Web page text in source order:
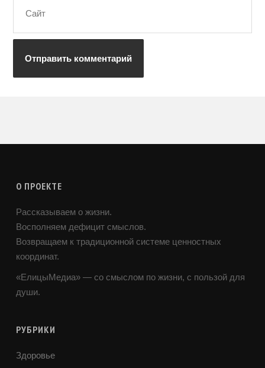
О ПРОЕКТЕ
Рассказываем о жизни.
Восполняем дефицит смыслов.
Возвращаем к традиционной системе ценностных
координат.
«ЕлицыМедиа» — со смыслом по жизни, с пользой для
души.
РУБРИКИ
Здоровье